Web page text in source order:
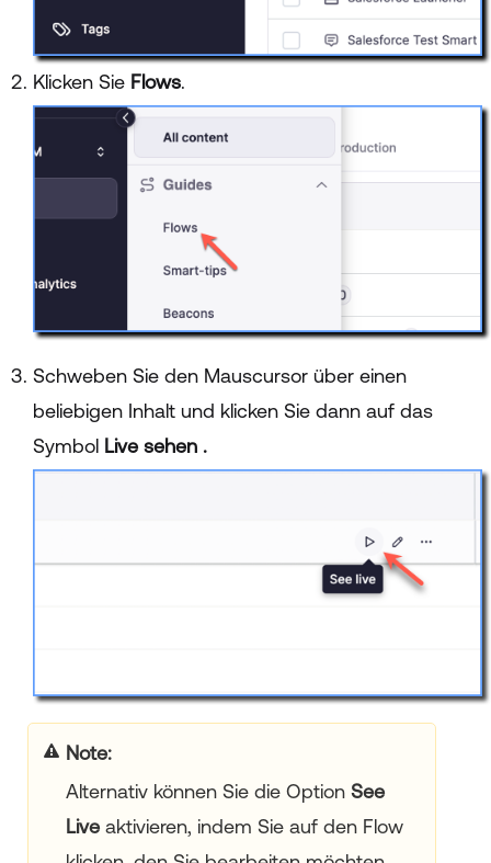
Klicken Sie Flows.
Schweben Sie den Mauscursor über einen
beliebigen Inhalt und klicken Sie dann auf das
Symbol Live sehen .
Your title goes here
Alternativ können Sie die Option See
Liveaktivieren, indem Sie auf den Flow